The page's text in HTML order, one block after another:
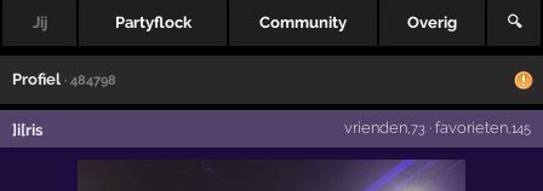
Jij Partyflock Community Overig 🔍
Profiel · 484798
]i[ris vrienden,73· favorieten,145